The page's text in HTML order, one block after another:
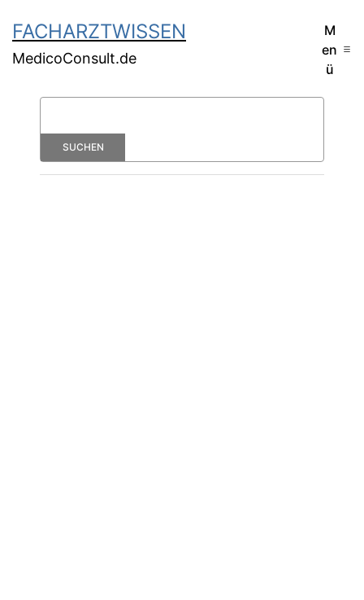
FACHARZTWISSEN
MedicoConsult.de
M
en
ü